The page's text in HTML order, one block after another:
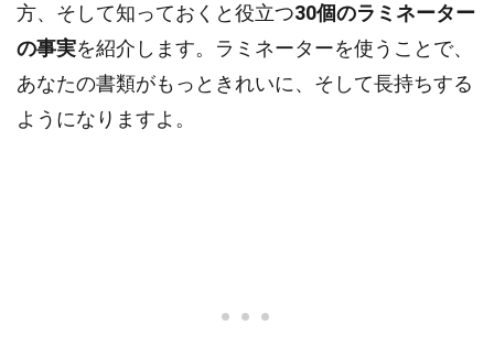
方、そして知っておくと役立つ30個のラミネーター
の事実を紹介します。ラミネーターを使うことで、
あなたの書類がもっときれいに、そして長持ちする
ようになりますよ。